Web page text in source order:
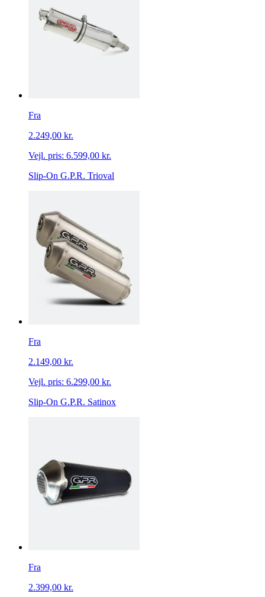
Fra
2.249,00 kr.
Vejl. pris: 6.599,00 kr.
Slip-On G.P.R. Trioval
Fra
2.149,00 kr.
Vejl. pris: 6.299,00 kr.
Slip-On G.P.R. Satinox
Fra
2.399,00 kr.